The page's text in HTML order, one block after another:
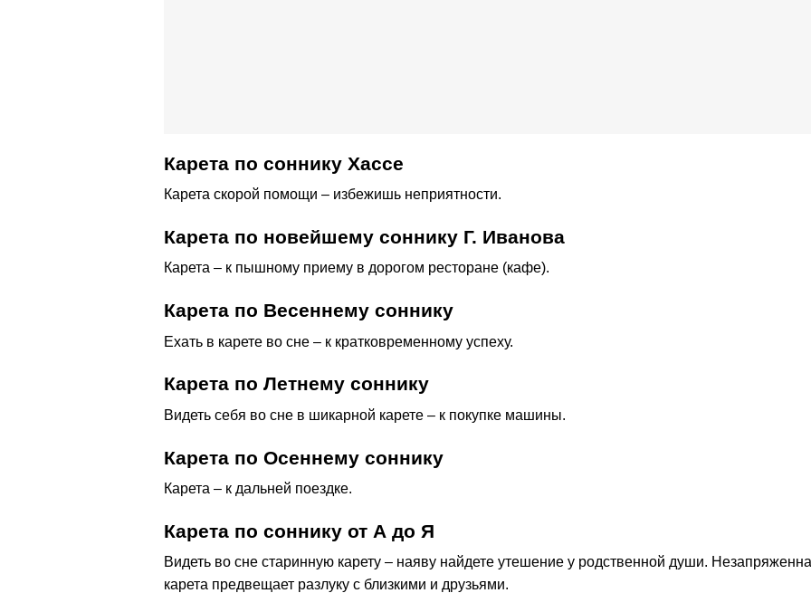
Карета по соннику Хассе
Карета скорой помощи – избежишь неприятности.
Карета по новейшему соннику Г. Иванова
Карета – к пышному приему в дорогом ресторане (кафе).
Карета по Весеннему соннику
Ехать в карете во сне – к кратковременному успеху.
Карета по Летнему соннику
Видеть себя во сне в шикарной карете – к покупке машины.
Карета по Осеннему соннику
Карета – к дальней поездке.
Карета по соннику от А до Я
Видеть во сне старинную карету – наяву найдете утешение у родственной души.
карета предвещает разлуку с близкими и друзьями.